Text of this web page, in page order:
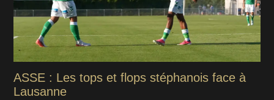
ASSE : Les tops et flops stéphanois face à
Lausanne